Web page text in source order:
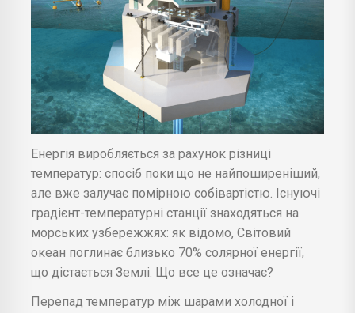
Енергія виробляється за рахунок різниці
температур: спосіб поки що не найпоширеніший,
але вже залучає помірною собівартістю. Існуючі
градієнт-температурні станції знаходяться на
морських узбережжях: як відомо, Світовий
океан поглинає близько 70% солярної енергії,
що дістається Землі. Що все це означає?
Перепад температур між шарами холодної і